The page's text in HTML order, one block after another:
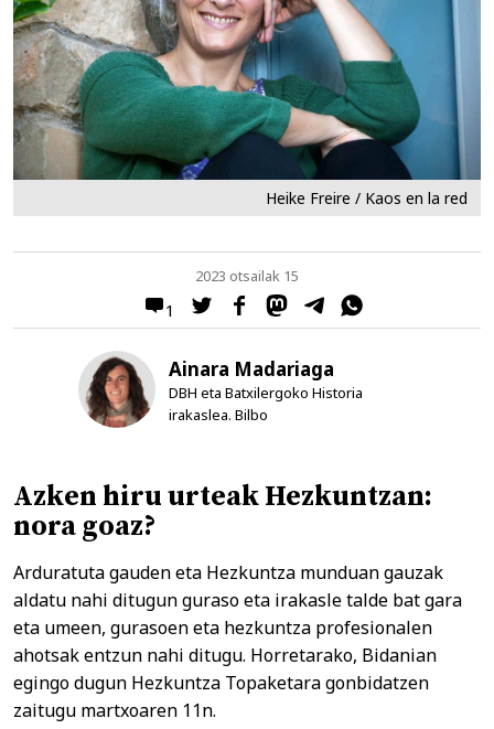
Heike Freire / Kaos en la red
1
2023 otsailak 15
Ainara Madariaga
DBH eta Batxilergoko Historia
irakaslea. Bilbo
Azken hiru urteak Hezkuntzan:
nora goaz?
Arduratuta gauden eta Hezkuntza munduan gauzak
aldatu nahi ditugun guraso eta irakasle talde bat gara
eta umeen, gurasoen eta hezkuntza profesionalen
ahotsak entzun nahi ditugu. Horretarako, Bidanian
egingo dugun Hezkuntza Topaketara gonbidatzen
zaitugu martxoaren 11n.